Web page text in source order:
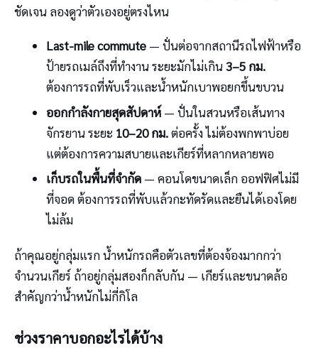
ชัดเจน ลองดูว่าตัวเองอยู่ตรงไหน
Last-mile commute— ปั่นต่อจากสถานีรถไฟฟ้าหรือ
ป้ายรถเมล์ถึงที่ทำงาน ระยะมักไม่เกิน 3–5 กม.
ต้องการรถที่พับเร็วและน้ำหนักเบาพอยกขึ้นขบวน
ออกกำลังกายสุดสัปดาห์— ปั่นในสวนหรือเส้นทาง
จักรยาน ระยะ 10–20 กม.ต่อครั้ง ไม่ต้องพกพาบ่อย
แต่ต้องการความสบายและเกียร์ที่หลากหลายพอ
เก็บรถในพื้นที่จำกัด— คอนโดขนาดเล็ก ออฟฟิศไม่มี
ที่จอด ต้องการรถที่พับแล้วกะทัดรัดและยืนได้เองโดย
ไม่ล้ม
ถ้าคุณอยู่กลุ่มแรก น้ำหนักรถคือตัวเลขที่ต้องจ้องมากกว่า
จำนวนเกียร์ ถ้าอยู่กลุ่มสองก็กลับกัน — เกียร์และขนาดล้อ
สำคัญกว่าน้ำหนักไม่กี่กิโล
ช่วงราคาบอกอะไรได้บ้าง